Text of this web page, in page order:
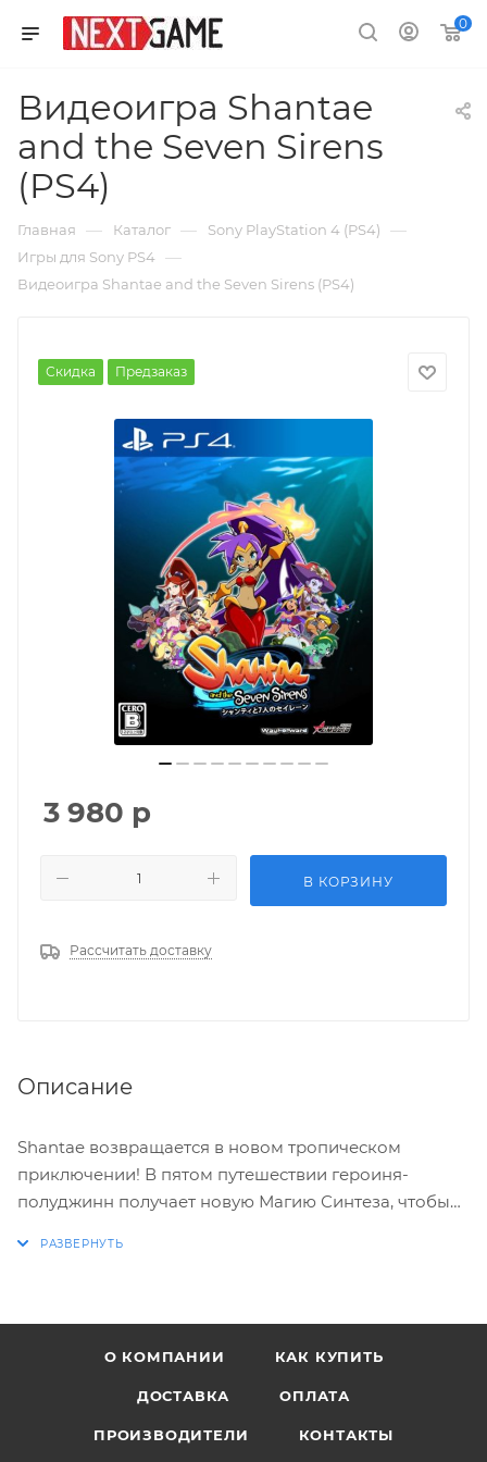
0
Видеоигра Shantae
and the Seven Sirens
(PS4)
Главная — Каталог — Sony PlayStation 4 (PS4) —
Игры для Sony PS4 —
Видеоигра Shantae and the Seven Sirens (PS4)
Скидка Предзаказ
3 980 р
В КОРЗИНУ
Рассчитать доставку
Описание
Shantae возвращается в новом тропическом
приключении! В пятом путешествии героиня-
полуджинн получает новую Магию Синтеза, чтобы
открытий великолепное подводное путешествие
Особенности игры:
О КОМПАНИИ КАК КУПИТЬ
ДОСТАВКА ОПЛАТА
ПРОИЗВОДИТЕЛИ КОНТАКТЫ